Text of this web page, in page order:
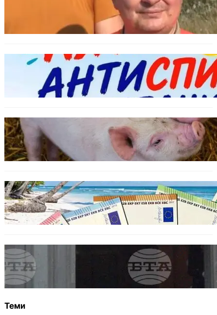
МЗХ: Ловните билети ще могат да се
издават онлайн
БЪЛГАРИЯ
Варна предлага безплатни и анонимни
тестове за ХИВ и други инфекции през
август
Тревога във Варненско: Африканска чума
по свинете е открита край Гроздьово
ИКОНОМИКА
Край на цените в две валути: От 9 август
етикетите ще са само в евро.
Варна отбелязва 147 години от създаването
на Военноморските сили
Теми